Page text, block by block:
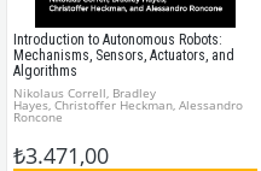
Introduction to Autonomous Robots:
Mechanisms, Sensors, Actuators, and
Algorithms
Nikolaus Correll, Bradley
Hayes, Christoffer Heckman, Alessandro
Roncone
₺3.471,00